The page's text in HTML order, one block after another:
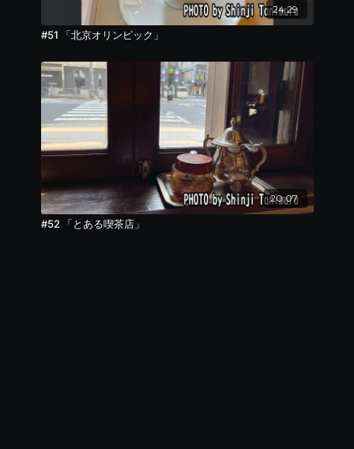
24:29
#51 「北京オリンピック」
20:07
#52 「とある喫茶店」